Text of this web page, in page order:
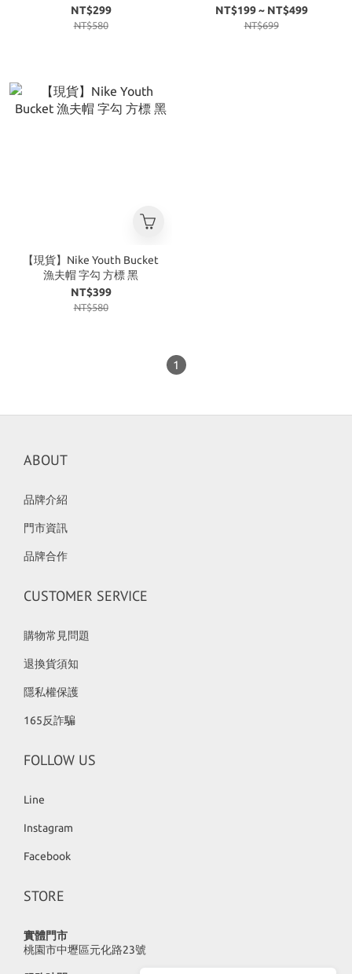
卡其 淺灰 深灰 軍綠
NT$299
NT$580
老帽 米灰
NT$199 ~ NT$499
NT$699
【現貨】Nike Youth Bucket
漁夫帽 字勾 方標 黑
NT$399
NT$580
1
ABOUT
品牌介紹
門市資訊
品牌合作
CUSTOMER SERVICE
購物常見問題
退換貨須知
隱私權保護
165反詐騙
FOLLOW US
Line
Instagram
Facebook
STORE
實體門市
桃園市中壢區元化路23號